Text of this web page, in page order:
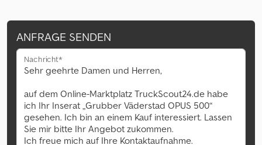
ANFRAGE SENDEN
Nachricht*